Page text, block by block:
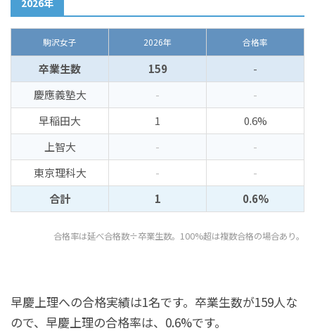
2026年
駒沢女子 2026年 合格率
卒業生数 159
-
慶應義塾大
-
-
早稲田大
1
0.6%
上智大
-
-
東京理科大
-
-
合計
1 0.6%
合格率は延べ合格数÷卒業生数。100%超は複数合格の場合あり。
早慶上理への合格実績は1名です。卒業生数が159人な
ので、早慶上理の合格率は、0.6%です。